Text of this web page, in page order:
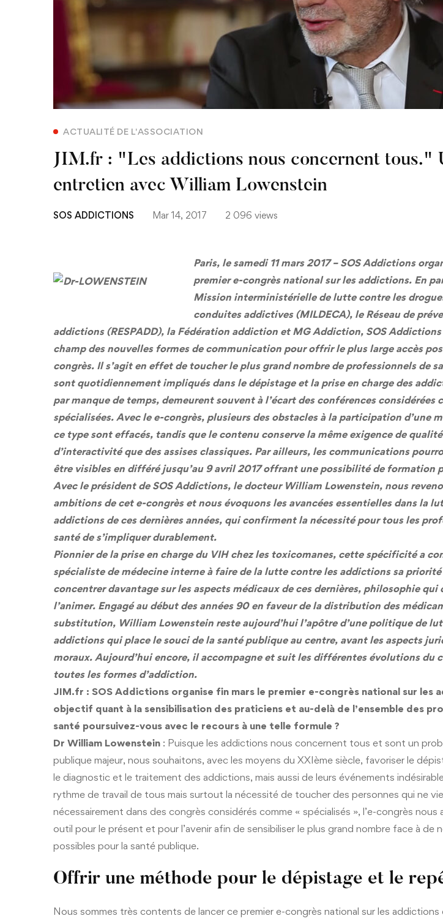
ACTUALITÉ DE L'ASSOCIATION
JIM.fr : "Les addictions nous concernent tous."
entretien avec William Lowenstein
SOS ADDICTIONS Mar 14, 2017 2 096 views
Paris, le samedi 11 mars 2017 – SOS Addictions
premier e-congrès national sur les addictions. En
Mission interministérielle de lutte contre les
conduites addictives (MILDECA), le Réseau de
addictions (RESPADD), la Fédération addiction et MG Addiction, SOS
champ des nouvelles formes de communication pour offrir le plus large accès
congrès. Il s’agit en effet de toucher le plus grand nombre de professionnels de
sont quotidiennement impliqués dans le dépistage et la prise en charge des
par manque de temps, demeurent souvent à l’écart des conférences considérées
spécialisées. Avec le e-congrès, plusieurs des obstacles à la participation d’une
ce type sont effacés, tandis que le contenu conserve la même exigence de
d’interactivité que des assises classiques. Par ailleurs, les communications
être visibles en différé jusqu’au 9 avril 2017 offrant une possibilité de formation
Avec le président de SOS Addictions, le docteur William Lowenstein, nous
ambitions de cet e-congrès et nous évoquons les avancées essentielles dans la
addictions de ces dernières années, qui confirment la nécessité pour tous les
santé de s’impliquer durablement.
Pionnier de la prise en charge du VIH chez les toxicomanes, cette spécificité a
spécialiste de médecine interne à faire de la lutte contre les addictions sa priorité
concentrer davantage sur les aspects médicaux de ces dernières, philosophie qui
l’animer. Engagé au début des années 90 en faveur de la distribution des
substitution, William Lowenstein reste aujourd’hui l’apôtre d’une politique de
addictions qui place le souci de la santé publique au centre, avant les aspects
moraux. Aujourd’hui encore, il accompagne et suit les différentes évolutions du
toutes les formes d’addiction.
JIM.fr : SOS Addictions organise fin mars le premier e-congrès national sur les
objectif quant à la sensibilisation des praticiens et au-delà de l’ensemble des
santé poursuivez-vous avec le recours à une telle formule ?
Dr William Lowenstein : Puisque les addictions nous concernent tous et sont un
publique majeur, nous souhaitons, avec les moyens du XXIème siècle, favoriser le
le diagnostic et le traitement des addictions, mais aussi de leurs événements
rythme de travail de tous mais surtout la nécessité de toucher des personnes qui ne
nécessairement dans des congrès considérés comme « spécialisés », l’e-congrès nous
outil pour le présent et pour l’avenir afin de sensibiliser le plus grand nombre face à de
possibles pour la santé publique.
Offrir une méthode pour le dépistage et le
Nous sommes très contents de lancer ce premier e-congrès national sur les addictions